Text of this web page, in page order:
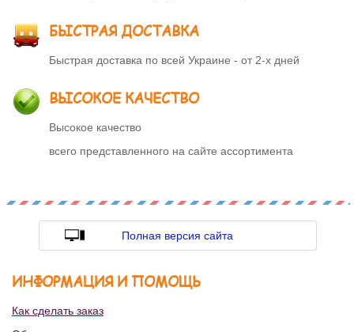
БЫСТРАЯ ДОСТАВКА
Быстрая доставка по всей Украине - от 2-х дней
ВЫСОКОЕ КАЧЕСТВО
Высокое качество
всего представленного на сайте ассортимента
Полная версия сайта
ИНФОРМАЦИЯ И ПОМОЩЬ
Как сделать заказ